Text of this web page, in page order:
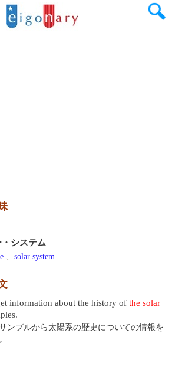
システム
、 solar system
information about the history of the solar
ンプルから太陽系の歴史についての情報を